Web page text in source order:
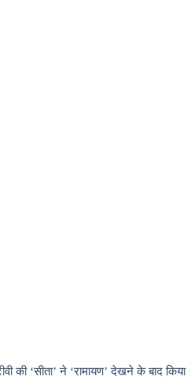
‘सीता’ ने ‘रामायण’ देखने के बाद किया